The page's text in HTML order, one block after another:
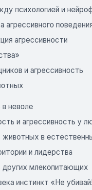
психологией и
агрессивного
агрессивности
и агрессивность
неволе
и агрессивность у
животных в
и лидерства
других млекопитающих
инстинкт «Не